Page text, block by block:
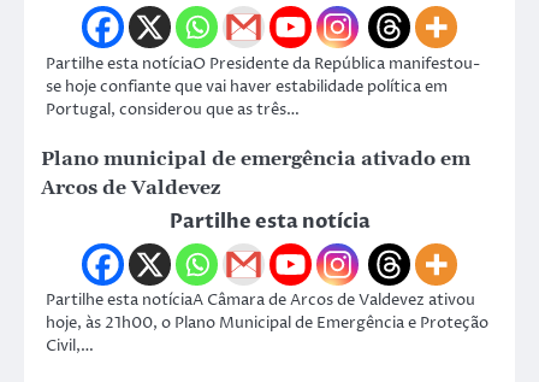
Partilhe esta notíciaO Presidente da República manifestou-
se hoje confiante que vai haver estabilidade política em
Portugal, considerou que as três…
Plano municipal de emergência ativado em
Arcos de Valdevez
Partilhe esta notícia
Partilhe esta notíciaA Câmara de Arcos de Valdevez ativou
hoje, às 21h00, o Plano Municipal de Emergência e Proteção
Civil,…